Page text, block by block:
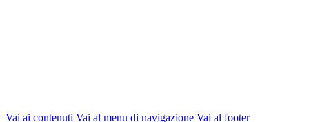
Vai ai contenuti Vai al menu di navigazione Vai al footer